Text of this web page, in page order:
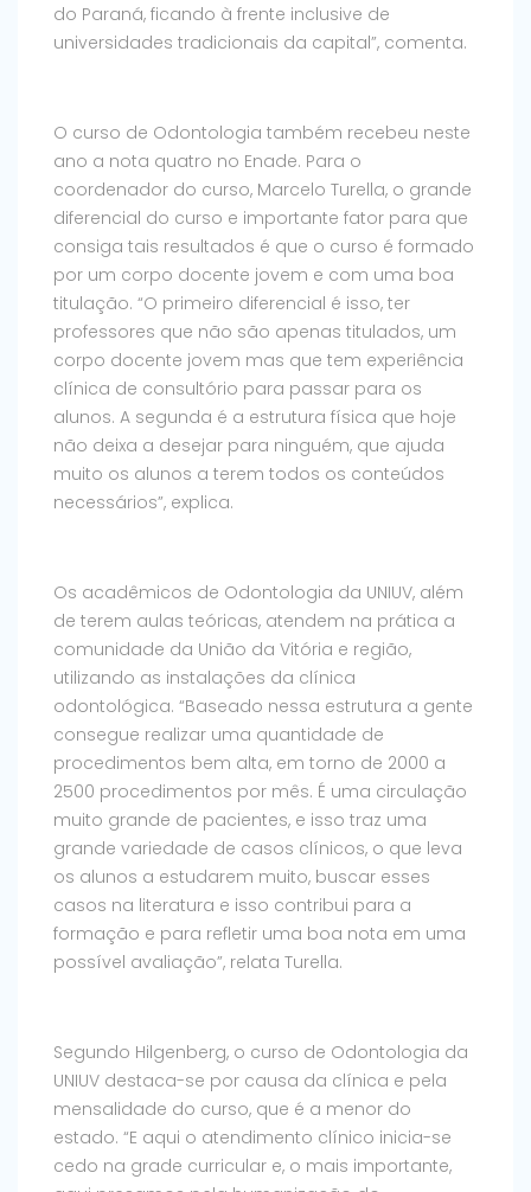
do Paraná, ficando à frente inclusive de
universidades tradicionais da capital”, comenta.
O curso de Odontologia também recebeu neste
ano a nota quatro no Enade. Para o
coordenador do curso, Marcelo Turella, o grande
diferencial do curso e importante fator para que
consiga tais resultados é que o curso é formado
por um corpo docente jovem e com uma boa
titulação. “O primeiro diferencial é isso, ter
professores que não são apenas titulados, um
corpo docente jovem mas que tem experiência
clínica de consultório para passar para os
alunos. A segunda é a estrutura física que hoje
não deixa a desejar para ninguém, que ajuda
muito os alunos a terem todos os conteúdos
necessários”, explica.
Os acadêmicos de Odontologia da UNIUV, além
de terem aulas teóricas, atendem na prática a
comunidade da União da Vitória e região,
utilizando as instalações da clínica
odontológica. “Baseado nessa estrutura a gente
consegue realizar uma quantidade de
procedimentos bem alta, em torno de 2000 a
2500 procedimentos por mês. É uma circulação
muito grande de pacientes, e isso traz uma
grande variedade de casos clínicos, o que leva
os alunos a estudarem muito, buscar esses
casos na literatura e isso contribui para a
formação e para refletir uma boa nota em uma
possível avaliação”, relata Turella.
Segundo Hilgenberg, o curso de Odontologia da
UNIUV destaca-se por causa da clínica e pela
mensalidade do curso, que é a menor do
estado. “E aqui o atendimento clínico inicia-se
cedo na grade curricular e, o mais importante,